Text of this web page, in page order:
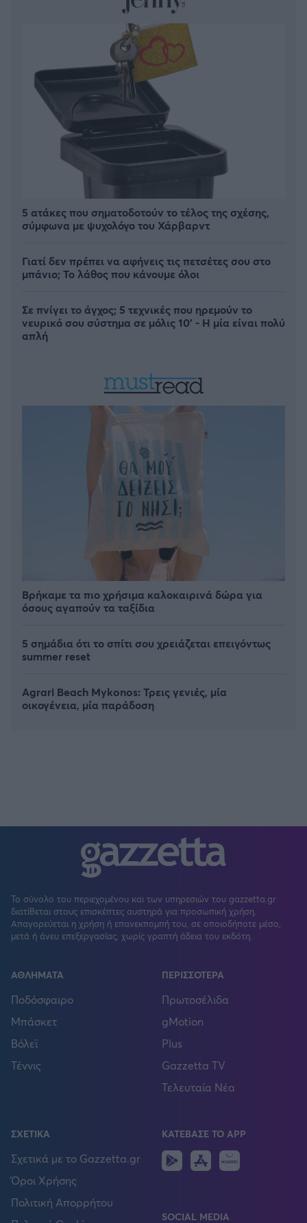
5 ατάκες που σηματοδοτούν το τέλος της σχέσης,
σύμφωνα με ψυχολόγο του Χάρβαρντ
Γιατί δεν πρέπει να αφήνεις τις πετσέτες σου στο
μπάνιο; Το λάθος που κάνουμε όλοι
Σε πνίγει το άγχος; 5 τεχνικές που ηρεμούν το
νευρικό σου σύστημα σε μόλις 10' - Η μία είναι πολύ
απλή
Βρήκαμε τα πιο χρήσιμα καλοκαιρινά δώρα για
όσους αγαπούν τα ταξίδια
5 σημάδια ότι το σπίτι σου χρειάζεται επειγόντως
summer reset
Agrari Beach Mykonos: Τρεις γενιές, μία
οικογένεια, μία παράδοση
Το σύνολο του περιεχομένου και των υπηρεσιών του gazzetta.gr
διατίθεται στους επισκέπτες αυστηρά για προσωπική χρήση.
Απαγορεύεται η χρήση ή επανεκπομπή του, σε οποιοδήποτε μέσο,
μετά ή άνευ επεξεργασίας, χωρίς γραπτή άδεια του εκδότη.
ΑΘΛΗΜΑΤΑ
Ποδόσφαιρο
Μπάσκετ
Βόλεϊ
Τέννις
ΠΕΡΙΣΣΟΤΕΡΑ
Πρωτοσέλιδα
gMotion
Plus
Gazzetta TV
Τελευταία Νέα
ΣΧΕΤΙΚΑ
Σχετικά με το Gazzetta.gr
Όροι Χρήσης
Πολιτική Απορρήτου
ΚΑΤΕΒΑΣΕ ΤΟ APP
Android
IOS
SOCIAL MEDIA